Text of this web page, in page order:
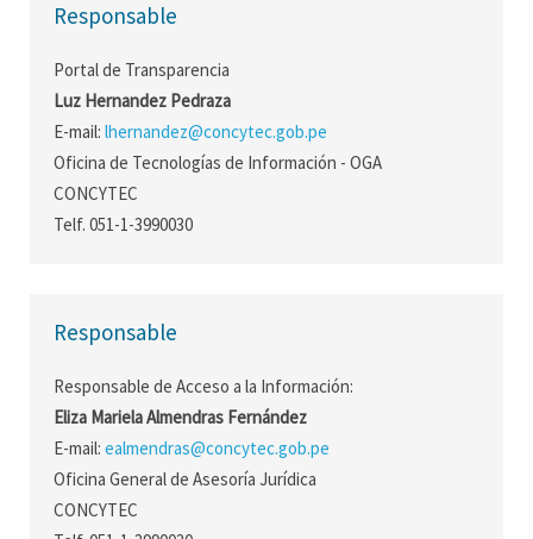
Responsable
Portal de Transparencia
Luz Hernandez Pedraza
E-mail: lhernandez@concytec.gob.pe
Oficina de Tecnologías de Información - OGA
CONCYTEC
Telf. 051-1-3990030
Responsable
Responsable de Acceso a la Información:
Eliza Mariela Almendras Fernández
E-mail: ealmendras@concytec.gob.pe
Oficina General de Asesoría Jurídica
CONCYTEC